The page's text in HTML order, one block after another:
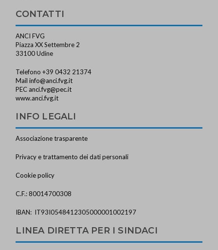
CONTATTI
ANCI FVG
Piazza XX Settembre 2
33100 Udine
Telefono +39 0432 21374
Mailinfo@anci.fvg.it
PEC anci.fvg@pec.it
www.anci.fvg.it
INFO LEGALI
Associazione trasparente
Privacy e trattamento dei dati personali
Cookie policy
C.F.: 80014700308
IBAN: IT93I0548412305000001002197
LINEA DIRETTA PER I SINDACI